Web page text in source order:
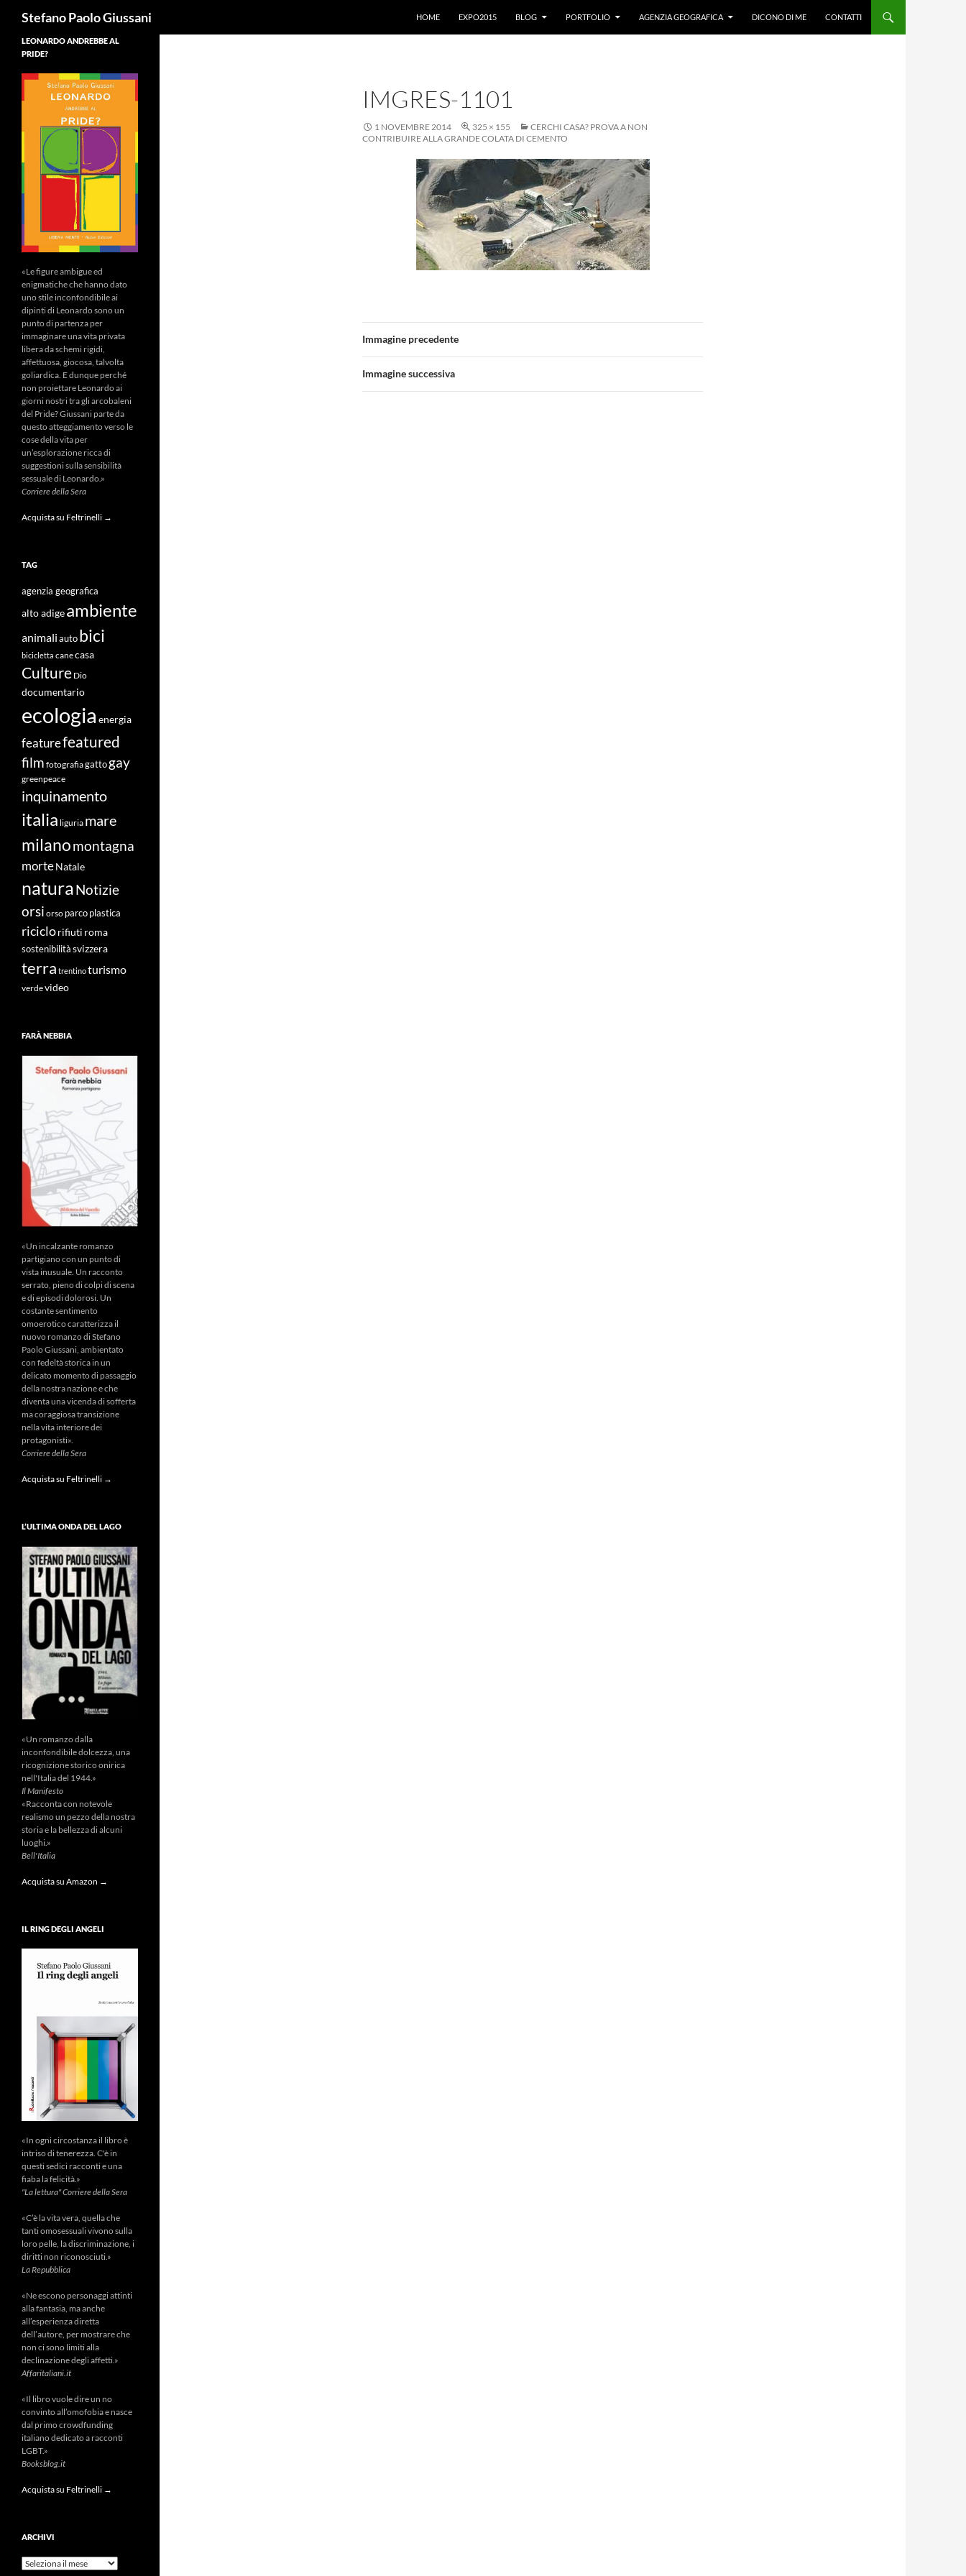
Stefano Paolo Giussani
HOME
EXPO2015 BLOG PORTFOLIO AGENZIA GEOGRAFICA DICONO DI ME CONTATTI
IMGRES-1101
1 NOVEMBRE 2014 325 × 155
CERCHI CASA? PROVA A NON
CONTRIBUIRE ALLA GRANDE COLATA DI CEMENTO
Immagine precedente
Immagine successiva
LEONARDO ANDREBBE AL
PRIDE?
«Le figure ambigue ed
enigmatiche che hanno dato
uno stile inconfondibile ai
dipinti di Leonardo sono un
punto di partenza per
immaginare una vita privata
libera da schemi rigidi,
affettuosa, giocosa, talvolta
goliardica. E dunque perché
non proiettare Leonardo ai
giorni nostri tra gli arcobaleni
del Pride? Giussani parte da
questo atteggiamento verso le
cose della vita per
un’esplorazione ricca di
suggestioni sulla sensibilità
sessuale di Leonardo.»
Corriere della Sera
Acquista su Feltrinelli →
TAG
agenzia geografica
alto adigeambiente
animali auto bici
bicicletta canecasa
Culture Dio
documentario
ecologia energia
featurefeatured
film fotografiagatto gay
greenpeace
inquinamento
italia liguria mare
milanomontagna
morteNatale
naturaNotizie
orsi orso parco plastica
riciclorifiuti roma
sostenibilità svizzera
terra trentinoturismo
verdevideo
FARÀ NEBBIA
«Un incalzante romanzo
partigiano con un punto di
vista inusuale. Un racconto
serrato, pieno di colpi di scena
e di episodi dolorosi. Un
costante sentimento
omoerotico caratterizza il
nuovo romanzo di Stefano
Paolo Giussani, ambientato
con fedeltà storica in un
delicato momento di passaggio
della nostra nazione e che
diventa una vicenda di sofferta
ma coraggiosa transizione
nella vita interiore dei
protagonisti».
Corriere della Sera
Acquista su Feltrinelli →
L’ULTIMA ONDA DEL LAGO
«Un romanzo dalla
inconfondibile dolcezza, una
ricognizione storico onirica
nell'Italia del 1944.»
Il Manifesto
«Racconta con notevole
realismo un pezzo della nostra
storia e la bellezza di alcuni
luoghi.»
Bell'Italia
Acquista su Amazon →
IL RING DEGLI ANGELI
«In ogni circostanza il libro è
intriso di tenerezza. C'è in
questi sedici racconti e una
fiaba la felicità.»
"La lettura" Corriere della Sera
«C’è la vita vera, quella che
tanti omosessuali vivono sulla
loro pelle, la discriminazione, i
diritti non riconosciuti.»
La Repubblica
«Ne escono personaggi attinti
alla fantasia, ma anche
all’esperienza diretta
dell’autore, per mostrare che
non ci sono limiti alla
declinazione degli affetti.»
Affaritaliani.it
«Il libro vuole dire un no
convinto all’omofobia e nasce
dal primo crowdfunding
italiano dedicato a racconti
LGBT.»
Booksblog.it
Acquista su Feltrinelli →
ARCHIVI
Archivi